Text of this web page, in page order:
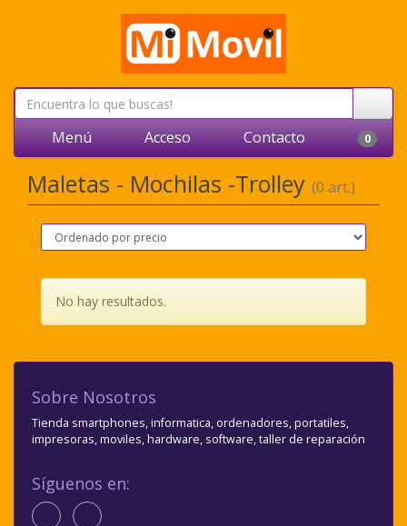
Menú Acceso Contacto 0
Maletas - Mochilas -Trolley (0 art.)
No hay resultados.
Sobre Nosotros
Tienda smartphones, informatica, ordenadores, portatiles,
impresoras, moviles, hardware, software, taller de reparación
Síguenos en: